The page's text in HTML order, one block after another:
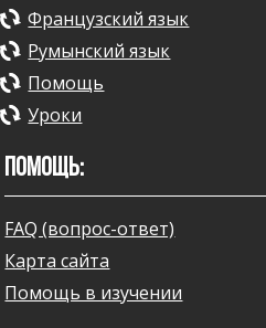
Французский язык
Румынский язык
Помощь
Уроки
ПОМОЩЬ:
FAQ (вопрос-ответ)
Карта сайта
Помощь в изучении